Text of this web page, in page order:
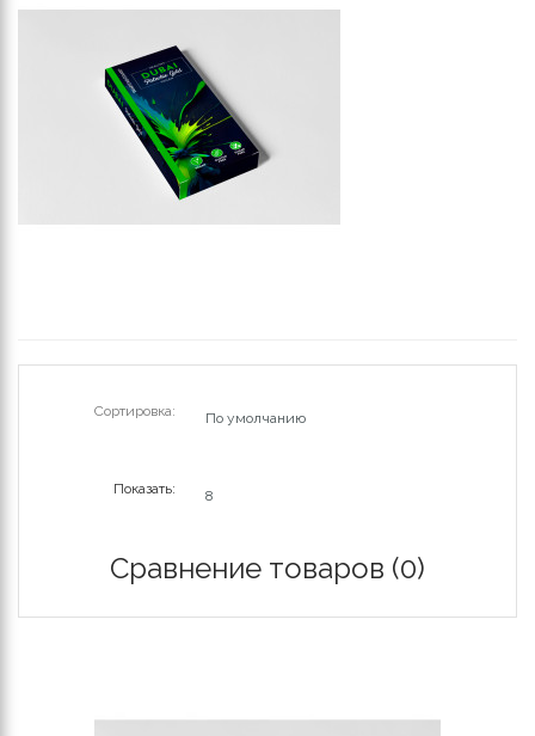
Сортировка:
Показать:
Сравнение товаров (0)